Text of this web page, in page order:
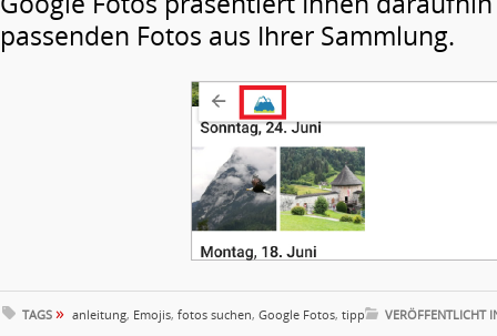
passenden Fotos aus Ihrer Sammlung.
TAGS » anleitung, Emojis, fotos suchen, Google Fotos, tipp VERÖFFENTLICHT